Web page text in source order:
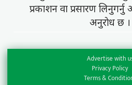
प्रकाशन वा प्रसारण
अनुराेध छ ।
Advertise with
Privacy Policy
Terms &